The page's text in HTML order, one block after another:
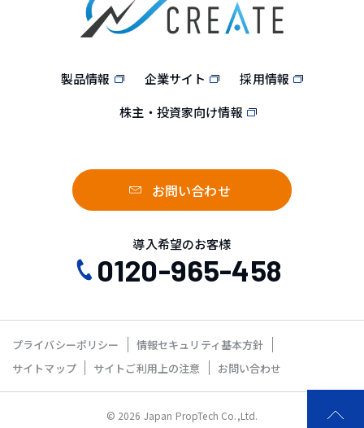
製品情報 企業サイト
採用情報
株主・投資家向け情報
お問い合わせ
導入希望のお客様
0120-965-458
プライバシーポリシー
情報セキュリティ基本方針
サイトマップ
サイトご利用上の注意 お問い合わせ
© 2026 Japan PropTech Co.,Ltd.